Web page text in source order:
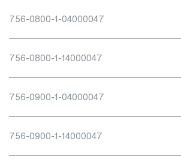
756-0800-1-04000047
756-0800-1-14000047
756-0900-1-04000047
756-0900-1-14000047